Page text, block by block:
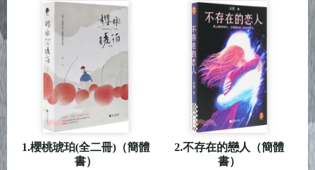
1.櫻桃琥珀(全二冊)（簡體
書）
2.不存在的戀人（簡體
書）